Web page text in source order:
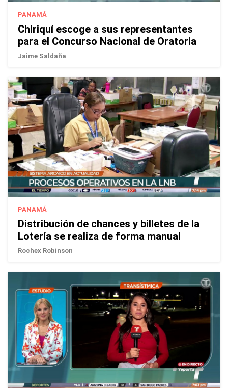
PANAMÁ
Chiriquí escoge a sus representantes
para el Concurso Nacional de Oratoria
Jaime Saldaña
PANAMÁ
Distribución de chances y billetes de la
Lotería se realiza de forma manual
Rochex Robinson